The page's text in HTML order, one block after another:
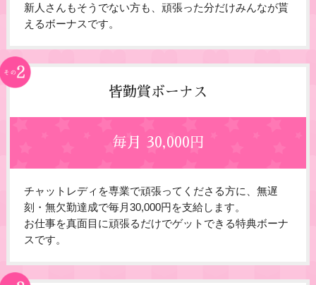
新人さんもそうでない方も、頑張った分だけみんなが貰
えるボーナスです。
皆勤賞ボーナス
毎月 30,000円
チャットレディを専業で頑張ってくださる方に、無遅
刻・無欠勤達成で毎月30,000円を支給します。
お仕事を真面目に頑張るだけでゲットできる特典ボーナ
スです。